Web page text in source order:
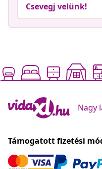
Csevegj velünk!
Nagy
Támogatott fizetési